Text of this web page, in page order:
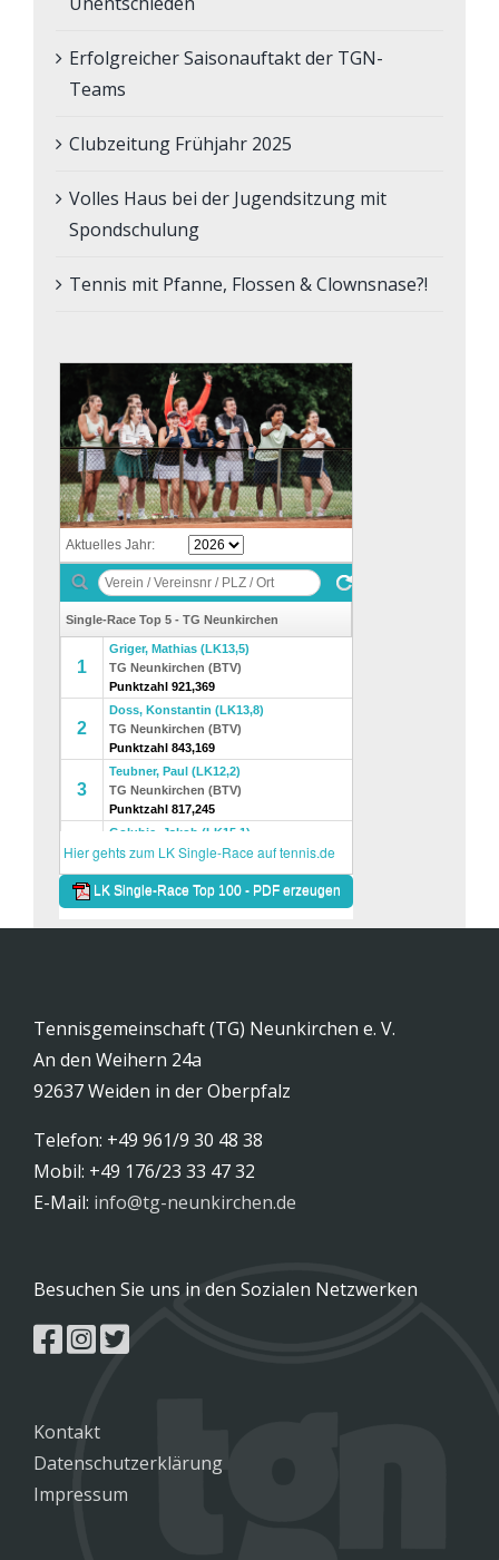
Erfolgreicher Saisonauftakt der TGN-
Teams
Clubzeitung Frühjahr 2025
Volles Haus bei der Jugendsitzung mit
Spondschulung
Tennis mit Pfanne, Flossen & Clownsnase?!
Tennisgemeinschaft (TG) Neunkirchen e. V.
An den Weihern 24a
92637 Weiden in der Oberpfalz
Telefon: +49 961/9 30 48 38
Mobil: +49 176/23 33 47 32
E-Mail: info@tg-neunkirchen.de
Besuchen Sie uns in den Sozialen Netzwerken
Kontakt
Datenschutzerklärung
Impressum